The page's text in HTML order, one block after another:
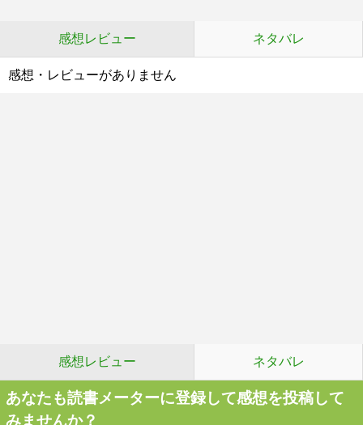
感想レビュー ネタバレ
感想・レビューがありません
感想レビュー ネタバレ
あなたも読書メーターに登録して感想を投稿して
みませんか？